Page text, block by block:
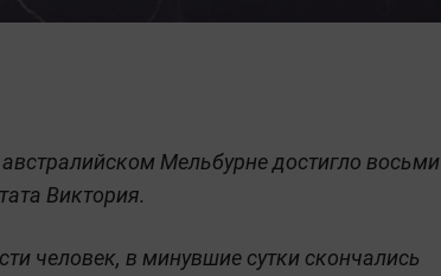
Мельбурне достигло восьми
Виктория.
человек, в минувшие сутки скончались